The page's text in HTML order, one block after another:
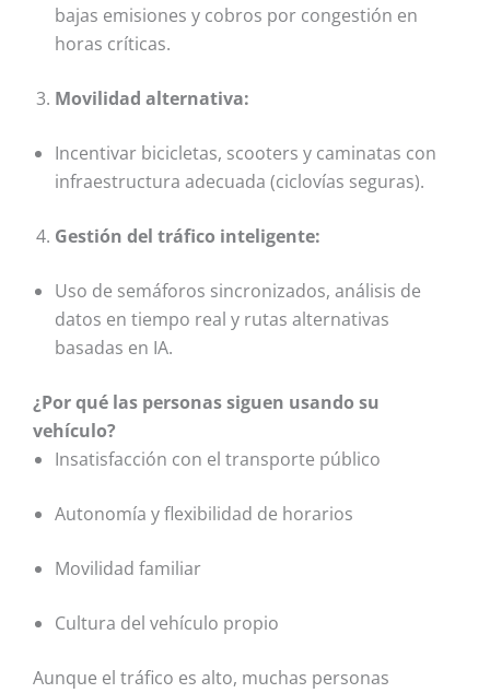
bajas emisiones y cobros por congestión en
horas críticas.
Movilidad alternativa:
Incentivar bicicletas, scooters y caminatas con
infraestructura adecuada (ciclovías seguras).
Gestión del tráfico inteligente:
Uso de semáforos sincronizados, análisis de
datos en tiempo real y rutas alternativas
basadas en IA.
¿Por qué las personas siguen usando su
vehículo?
Insatisfacción con el transporte público
Autonomía y flexibilidad de horarios
Movilidad familiar
Cultura del vehículo propio
Aunque el tráfico es alto, muchas personas